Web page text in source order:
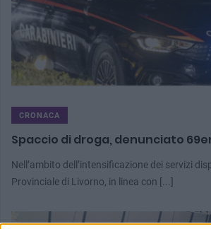
CRONACA
Spaccio di droga, denunciato
Nell’ambito dell’intensificazione dei servizi
Provinciale di Livorno, in linea con [...]